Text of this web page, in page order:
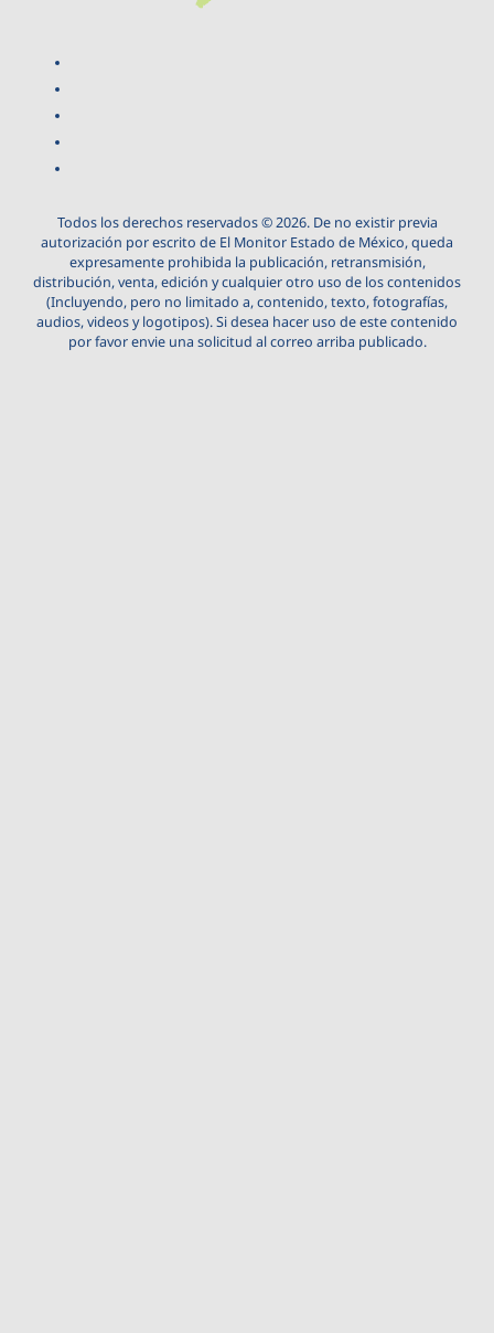
Todos los derechos reservados © 2026. De no existir previa
autorización por escrito de El Monitor Estado de México, queda
expresamente prohibida la publicación, retransmisión,
distribución, venta, edición y cualquier otro uso de los contenidos
(Incluyendo, pero no limitado a, contenido, texto, fotografías,
audios, videos y logotipos). Si desea hacer uso de este contenido
por favor envie una solicitud al correo arriba publicado.